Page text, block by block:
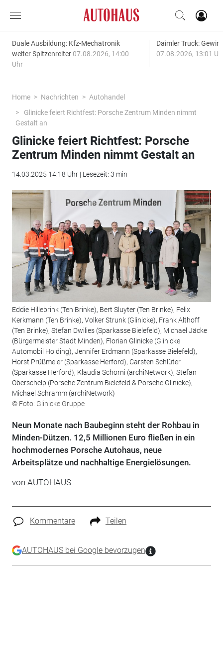
Duale Ausbildung: Kfz-Mechatronik
weiter Spitzenreiter 07.08.2026, 14:00
Uhr
Daimler Truck:
07.08.2026, 13:01
Home Nachrichten
Autohandel
Glinicke feiert Richtfest: Porsche Zentrum Minden nimmt
Gestalt an
Glinicke feiert Richtfest: Porsche
Zentrum Minden nimmt Gestalt an
14.03.2025 14:18 Uhr | Lesezeit: 3 min
Eddie Hillebrink (Ten Brinke), Bert Sluyter (Ten Brinke), Felix
Kerkmann (Ten Brinke), Volker Strunk (Glinicke), Frank Althoff
(Ten Brinke), Stefan Dwilies (Sparkasse Bielefeld), Michael Jäcke
(Bürgermeister Stadt Minden), Florian Glinicke (Glinicke
Automobil Holding), Jennifer Erdmann (Sparkasse Bielefeld),
Horst Prüßmeier (Sparkasse Herford), Carsten Schlüter
(Sparkasse Herford), Klaudia Schorni (archiNetwork), Stefan
Oberschelp (Porsche Zentrum Bielefeld & Porsche Glinicke),
Michael Schramm (archiNetwork)
© Foto: Glinicke Gruppe
Neun Monate nach Baubeginn steht der Rohbau in
Minden-Dützen. 12,5 Millionen Euro fließen in ein
hochmodernes Porsche Autohaus, neue
Arbeitsplätze und nachhaltige Energielösungen.
von AUTOHAUS
Kommentare Teilen
AUTOHAUS bei Google bevorzugen